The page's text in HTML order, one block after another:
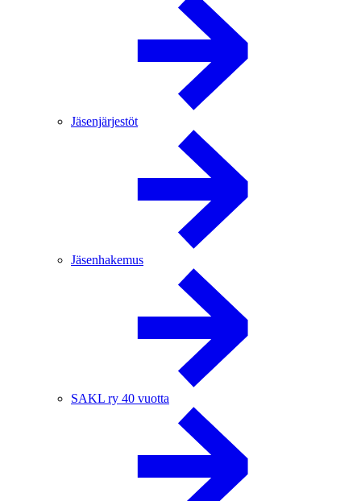
Jäsenjärjestöt
Jäsenhakemus
SAKL ry 40 vuotta